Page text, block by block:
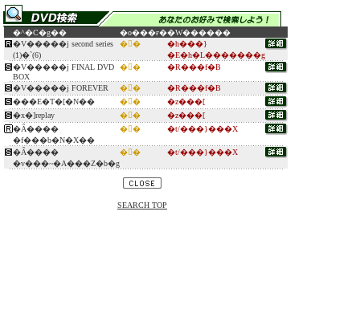
�^�C�g�� �o���ғ��W������
�V�����j second series
(1)�`(6)
�󐶕�
�h���}
�E�h�L�������g
�V�����j FINAL DVD
BOX
�󐶕� �R���f�B
�V�����j FOREVER �󐶕�
�R���f�B
���E�T�[�N��
�󐶕�
�z���[
�x�]replay
�󐶕�
�z���[
�Ȃ����
�f���b�N�X��
�󐶕� �t/���}���X
�Ȃ����
�v���~�A���Z�b�g
�󐶕� �t/���}���X
SEARCH TOP